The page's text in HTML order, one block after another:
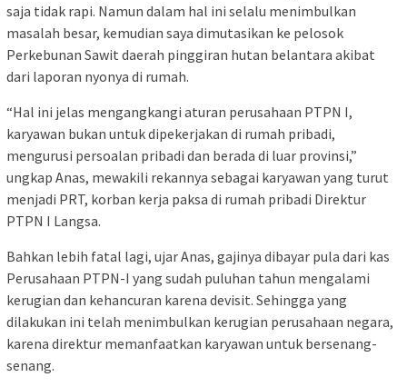
saja tidak rapi. Namun dalam hal ini selalu menimbulkan
masalah besar, kemudian saya dimutasikan ke pelosok
Perkebunan Sawit daerah pinggiran hutan belantara akibat
dari laporan nyonya di rumah.
“Hal ini jelas mengangkangi aturan perusahaan PTPN I,
karyawan bukan untuk dipekerjakan di rumah pribadi,
mengurusi persoalan pribadi dan berada di luar provinsi,”
ungkap Anas, mewakili rekannya sebagai karyawan yang turut
menjadi PRT, korban kerja paksa di rumah pribadi Direktur
PTPN I Langsa.
Bahkan lebih fatal lagi, ujar Anas, gajinya dibayar pula dari kas
Perusahaan PTPN-I yang sudah puluhan tahun mengalami
kerugian dan kehancuran karena devisit. Sehingga yang
dilakukan ini telah menimbulkan kerugian perusahaan negara,
karena direktur memanfaatkan karyawan untuk bersenang-
senang.